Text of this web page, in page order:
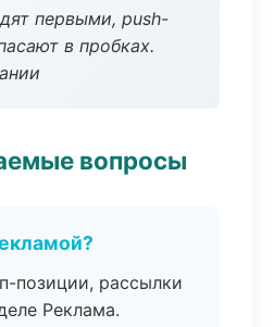
первыми, push-
в пробках.
вопросы
позиции, рассылки
Реклама.